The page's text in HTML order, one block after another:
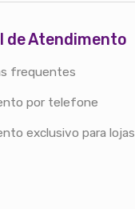
de Atendimento
frequentes
por telefone
exclusivo para lojas